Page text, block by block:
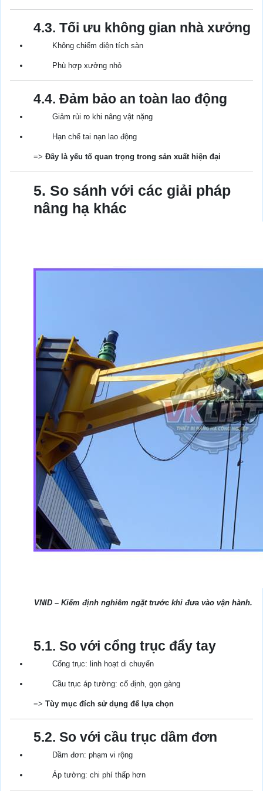
4.3. Tối ưu không gian nhà xưởng
Không chiếm diện tích sàn
Phù hợp xưởng nhỏ
4.4. Đảm bảo an toàn lao động
Giảm rủi ro khi nâng vật nặng
Hạn chế tai nạn lao động
=> Đây là yếu tố quan trọng trong sản xuất hiện đại
5. So sánh với các giải pháp
nâng hạ khác
VNID – Kiểm định nghiêm ngặt trước khi đưa vào vận hành.
5.1. So với cổng trục đẩy tay
Cổng trục: linh hoạt di chuyển
Cầu trục áp tường: cố định, gọn gàng
=> Tùy mục đích sử dụng để lựa chọn
5.2. So với cầu trục dầm đơn
Dầm đơn: phạm vi rộng
Áp tường: chi phí thấp hơn